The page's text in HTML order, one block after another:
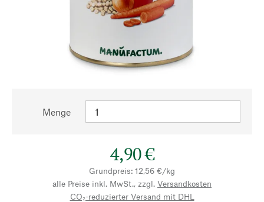
Menge
4,90 €
Grundpreis: 12,56 €/kg
alle Preise inkl. MwSt., zzgl. Versandkosten
CO₂-reduzierter Versand mit DHL